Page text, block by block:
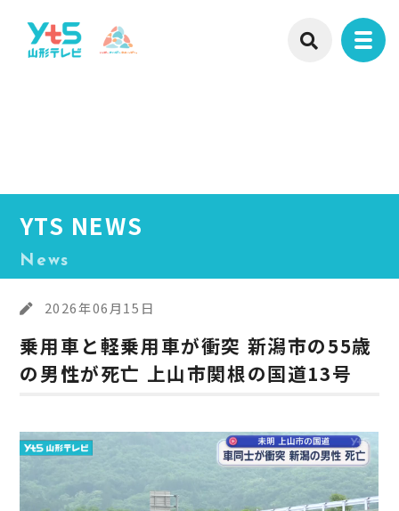
YTS NEWS
News
2026年06月15日
乗用車と軽乗用車が衝突 新潟市の55歳
の男性が死亡 上山市関根の国道13号